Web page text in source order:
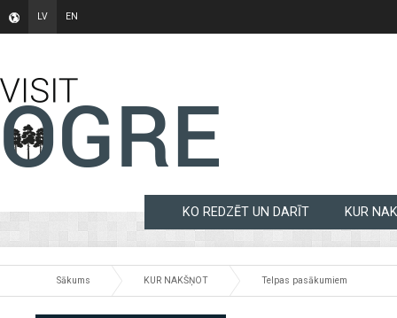
LV EN
KO REDZĒT UN DARĪT KUR
Sākums KUR NAKŠŅOT Telpas pasākumiem